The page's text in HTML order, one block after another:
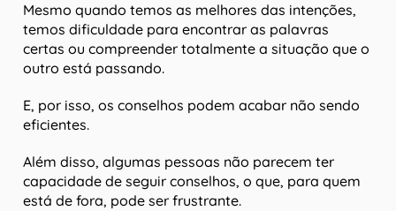
Mesmo quando temos as melhores das intenções,
temos dificuldade para encontrar as palavras
certas ou compreender totalmente a situação que o
outro está passando.
E, por isso, os conselhos podem acabar não sendo
eficientes.
Além disso, algumas pessoas não parecem ter
capacidade de seguir conselhos, o que, para quem
está de fora, pode ser frustrante.